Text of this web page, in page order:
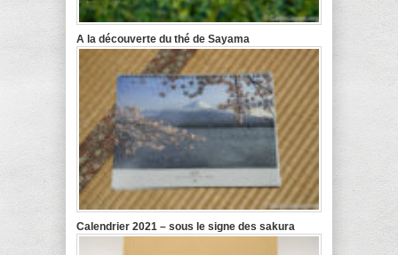
A la découverte du thé de Sayama
Calendrier 2021 – sous le signe des sakura